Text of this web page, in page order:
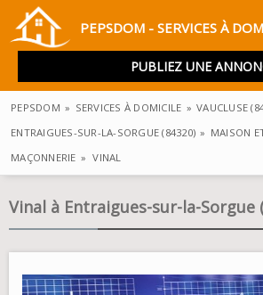
PEPSDOM - SERVICES À
PUBLIEZ UNE
PEPSDOM » SERVICES À DOMICILE » VAUCLUSE
ENTRAIGUES-SUR-LA-SORGUE (84320) » MAISON
MAÇONNERIE » VINAL
Vinal à Entraigues-sur-la-Sorgue